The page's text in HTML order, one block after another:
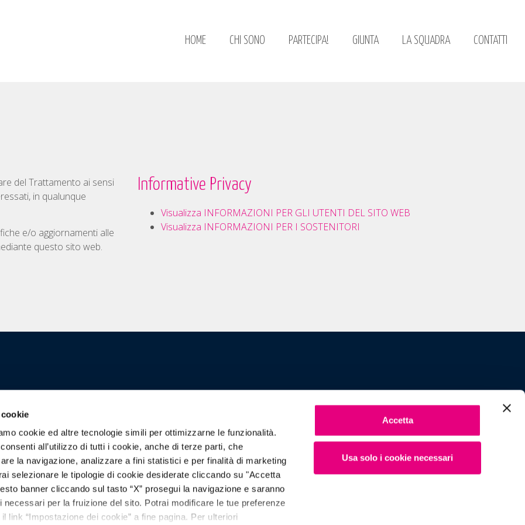
cookie ed altre tecnologie simili per ottimizzarne le funzionalità.
all’utilizzo di tutti i cookie, anche di terze parti, che
la navigazione, analizzare a fini statistici e per finalità di marketing
selezionare le tipologie di cookie desiderate cliccando su "Accetta
banner cliccando sul tasto “X” prosegui la navigazione e saranno
per la fruizione del sito. Potrai modificare le tue preferenze
link “Impostazione dei cookie” a fine pagina. Per ulteriori
Accetta
Usa solo i cookie necessari
HOME CHI SONO PARTECIPA! GIUNTA LA SQUADRA CONTATTI
del Trattamento ai sensi
in qualunque
e/o aggiornamenti alle
questo sito web.
Informative Privacy
Visualizza INFORMAZIONI PER GLI UTENTI DEL SITO WEB
Visualizza INFORMAZIONI PER I SOSTENITORI
TU!
|Trasparenza